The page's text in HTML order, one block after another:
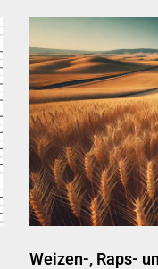
Weizen-, Raps-